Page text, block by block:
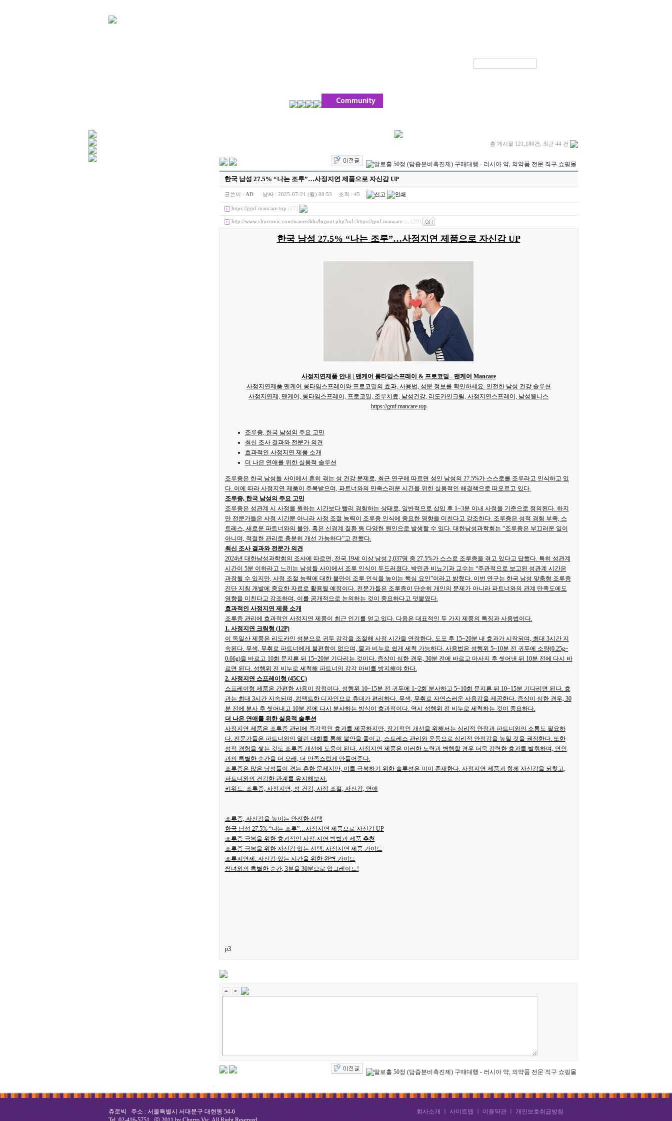
총 게시물 121,180건, 최근 44 건
한국 남성 27.5% “나는 조루”…사정지연 제품으로 자신감 UP
글쓴이 : AD 날짜 : 2025-07-21 (월) 00:53 조회 : 45
https://gmf.mancare.top (27)
http://www.churrovic.com/wanee/bbs/logout.php?url=https://gmf.mancare.… (29)
한국 남성 27.5% “나는 조루”…사정지연 제품으로 자신감 UP
사정지연제품 안내 | 맨케어 롱타임스프레이 & 프로코밀 - 맨케어 Mancare
사정지연제품 맨케어 롱타임스프레이와 프로코밀의 효과, 사용법, 성분 정보를 확인하세요. 안전한 남성 건강 솔루션
사정지연제, 맨케어, 롱타임스프레이, 프로코밀, 조루치료, 남성건강, 리도카인크림, 사정지연스프레이, 남성웰니스
https://gmf.mancare.top
조루증, 한국 남성의 주요 고민
최신 조사 결과와 전문가 의견
효과적인 사정지연 제품 소개
더 나은 연애를 위한 실용적 솔루션
조루증은 한국 남성들 사이에서 흔히 겪는 성 건강 문제로, 최근 연구에 따르면 성인 남성의 27.5%가 스스로를 조루라고 인식하고 있
다. 이에 따라 사정지연 제품이 주목받으며, 파트너와의 만족스러운 시간을 위한 실용적인 해결책으로 떠오르고 있다.
조루증, 한국 남성의 주요 고민
조루증은 성관계 시 사정을 원하는 시간보다 빨리 경험하는 상태로, 일반적으로 삽입 후 1~3분 이내 사정을 기준으로 정의된다. 하지
만 전문가들은 사정 시간뿐 아니라 사정 조절 능력이 조루증 인식에 중요한 영향을 미친다고 강조한다. 조루증은 성적 경험 부족, 스
트레스, 새로운 파트너와의 불안, 혹은 신경계 질환 등 다양한 원인으로 발생할 수 있다. 대한남성과학회는 “조루증은 부끄러운 일이
아니며, 적절한 관리로 충분히 개선 가능하다”고 전했다.
최신 조사 결과와 전문가 의견
2024년 대한남성과학회의 조사에 따르면, 전국 19세 이상 남성 2,037명 중 27.5%가 스스로 조루증을 겪고 있다고 답했다. 특히 성관계
시간이 5분 이하라고 느끼는 남성들 사이에서 조루 인식이 두드러졌다. 박민관 비뇨기과 교수는 “주관적으로 보고된 성관계 시간은
과장될 수 있지만, 사정 조절 능력에 대한 불만이 조루 인식을 높이는 핵심 요인”이라고 밝혔다. 이번 연구는 한국 남성 맞춤형 조루증
진단 지침 개발에 중요한 자료로 활용될 예정이다. 전문가들은 조루증이 단순히 개인의 문제가 아니라 파트너와의 관계 만족도에도
영향을 미친다고 강조하며, 이를 공개적으로 논의하는 것이 중요하다고 덧붙였다.
효과적인 사정지연 제품 소개
조루증 관리에 효과적인 사정지연 제품이 최근 인기를 얻고 있다. 다음은 대표적인 두 가지 제품의 특징과 사용법이다.
1. 사정지연 크림형 (12P)
이 독일산 제품은 리도카인 성분으로 귀두 감각을 조절해 사정 시간을 연장한다. 도포 후 15~20분 내 효과가 시작되며, 최대 3시간 지
속된다. 무색, 무취로 파트너에게 불편함이 없으며, 물과 비누로 쉽게 세척 가능하다. 사용법은 성행위 5~10분 전 귀두에 소량(0.25g~
0.66g)을 바르고 10회 문지른 뒤 15~20분 기다리는 것이다. 증상이 심한 경우, 30분 전에 바르고 마사지 후 씻어낸 뒤 10분 전에 다시 바
르면 된다. 성행위 전 비누로 세척해 파트너의 감각 마비를 방지해야 한다.
2. 사정지연 스프레이형 (45CC)
스프레이형 제품은 간편한 사용이 장점이다. 성행위 10~15분 전 귀두에 1~2회 분사하고 5~10회 문지른 뒤 10~15분 기다리면 된다. 효
과는 최대 3시간 지속되며, 컴팩트한 디자인으로 휴대가 편리하다. 무색, 무취로 자연스러운 사용감을 제공한다. 증상이 심한 경우, 30
분 전에 분사 후 씻어내고 10분 전에 다시 분사하는 방식이 효과적이다. 역시 성행위 전 비누로 세척하는 것이 중요하다.
더 나은 연애를 위한 실용적 솔루션
사정지연 제품은 조루증 관리에 즉각적인 효과를 제공하지만, 장기적인 개선을 위해서는 심리적 안정과 파트너와의 소통도 필요하
다. 전문가들은 파트너와의 열린 대화를 통해 불안을 줄이고, 스트레스 관리와 운동으로 심리적 안정감을 높일 것을 권장한다. 또한
성적 경험을 쌓는 것도 조루증 개선에 도움이 된다. 사정지연 제품은 이러한 노력과 병행할 경우 더욱 강력한 효과를 발휘하며, 연인
과의 특별한 순간을 더 오래, 더 만족스럽게 만들어준다.
조루증은 많은 남성들이 겪는 흔한 문제지만, 이를 극복하기 위한 솔루션은 이미 존재한다. 사정지연 제품과 함께 자신감을 되찾고,
파트너와의 건강한 관계를 유지해보자.
키워드: 조루증, 사정지연, 성 건강, 사정 조절, 자신감, 연애
조루증, 자신감을 높이는 안전한 선택
한국 남성 27.5% “나는 조루”…사정지연 제품으로 자신감 UP
조루증 극복을 위한 효과적인 사정 지연 방법과 제품 추천
조루증 극복을 위한 자신감 있는 선택: 사정지연 제품 가이드
조루지연제: 자신감 있는 시간을 위한 완벽 가이드
썸녀와의 특별한 순간, 3분을 30분으로 업그레이드!
p3
24
간
츄로빅 주소 : 서울특별시 서대문구 대현동 54-6
회사소개 사이트맵 이용약관 개인보호취급방침